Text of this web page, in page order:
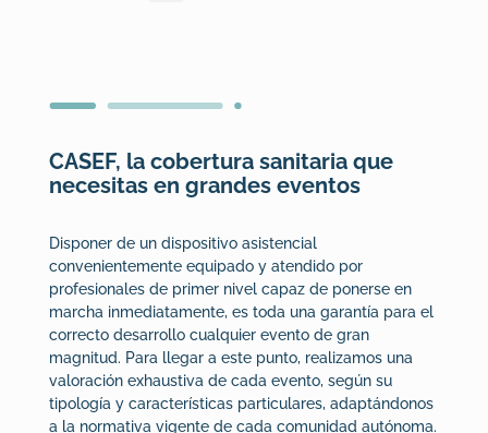
CASEF, la cobertura sanitaria que
necesitas en grandes eventos
Disponer de un dispositivo asistencial
convenientemente equipado y atendido por
profesionales de primer nivel capaz de ponerse en
marcha inmediatamente, es toda una garantía para el
correcto desarrollo cualquier evento de gran
magnitud. Para llegar a este punto, realizamos una
valoración exhaustiva de cada evento, según su
tipología y características particulares, adaptándonos
a la normativa vigente de cada comunidad autónoma.